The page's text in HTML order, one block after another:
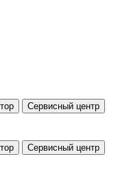
Сервисный центр
Сервисный центр